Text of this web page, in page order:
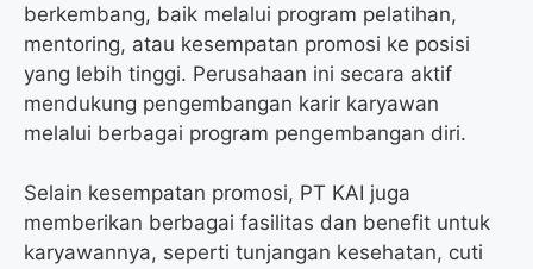
berkembang, baik melalui program pelatihan,
mentoring, atau kesempatan promosi ke posisi
yang lebih tinggi. Perusahaan ini secara aktif
mendukung pengembangan karir karyawan
melalui berbagai program pengembangan diri.
Selain kesempatan promosi, PT KAI juga
memberikan berbagai fasilitas dan benefit untuk
karyawannya, seperti tunjangan kesehatan, cuti